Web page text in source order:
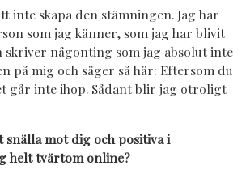
inte skapa den stämningen. Jag har
som jag känner, som jag har blivit
någonting som jag absolut inte
på mig och säger så här: Eftersom du
går inte ihop. Sådant blir jag otroligt
mot dig och positiva i
helt tvärtom online?